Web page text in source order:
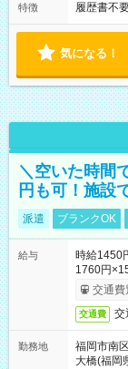
特徴 履歴書不
気になる！
＼空いた時間
円も可！施設
派遣 ブランクOK
給与
時給1450
1760円
交通費
交通費 交
勤務地
福岡市南区
大橋(福岡